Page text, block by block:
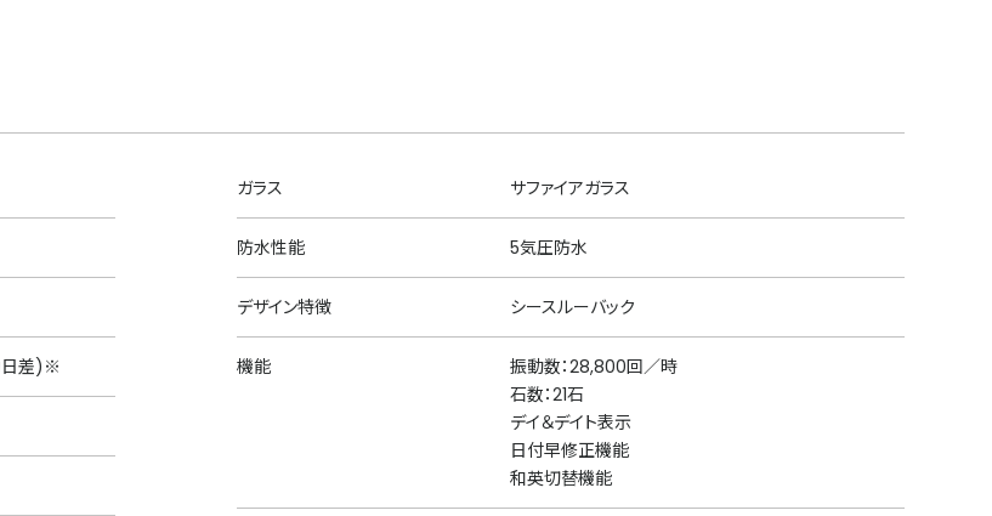
日差)※
ガラス サファイアガラス
防水性能 5気圧防水
デザイン特徴 シースルーバック
機能
振動数：28,800回／時
石数：21石
デイ＆デイト表示
日付早修正機能
和英切替機能